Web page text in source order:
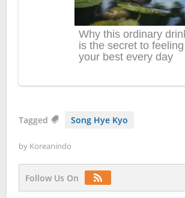
Tagged Song Hye Kyo
by Koreanindo
Follow Us On